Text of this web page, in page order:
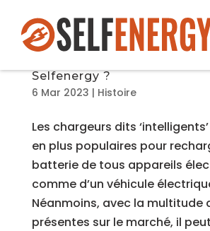
Chargeurs intelligents de
Selfenergy ?
6 Mar 2023 | Histoire
Les chargeurs dits
en plus populaires pour
batterie de tous appareils
comme d’un véhicule
Néanmoins, avec la multitude
présentes sur le marché, il